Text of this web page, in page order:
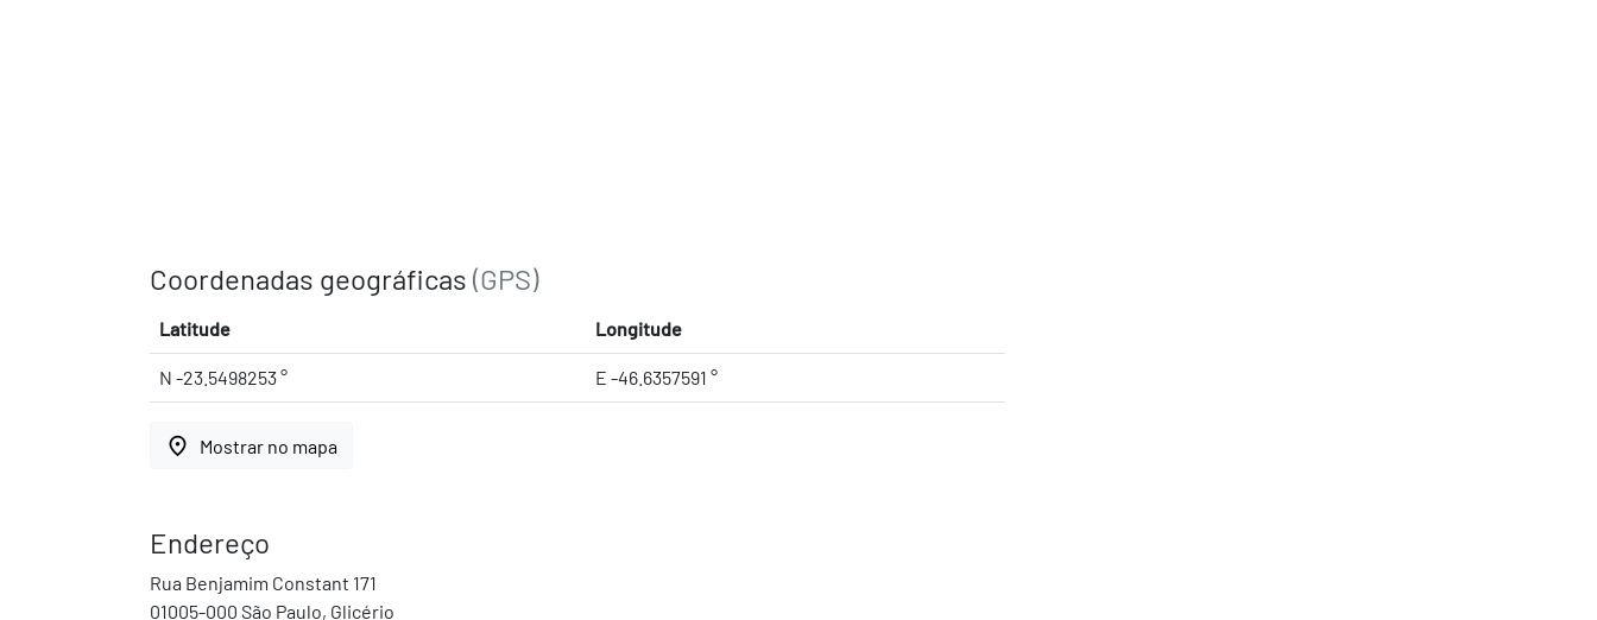
Coordenadas geográficas (GPS)
Latitude Longitude
N -23.5498253 ° E -46.6357591 °
place Mostrar no mapa
Endereço
Rua Benjamim Constant 171
01005-000 São Paulo, Glicério